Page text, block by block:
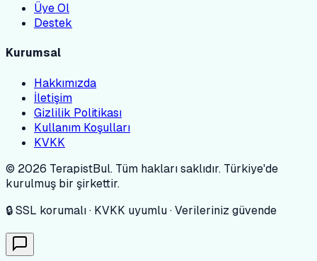
Üye Ol
Destek
Kurumsal
Hakkımızda
İletişim
Gizlilik Politikası
Kullanım Koşulları
KVKK
© 2026 TerapistBul. Tüm hakları saklıdır. Türkiye'de
kurulmuş bir şirkettir.
🔒 SSL korumalı · KVKK uyumlu · Verileriniz güvende